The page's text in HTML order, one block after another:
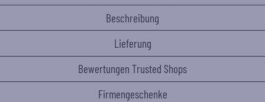
Beschreibung
Lieferung
Bewertungen Trusted Shops
Firmengeschenke